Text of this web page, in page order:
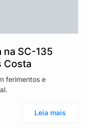
na SC-135
Costa
ferimentos e
Leia mais